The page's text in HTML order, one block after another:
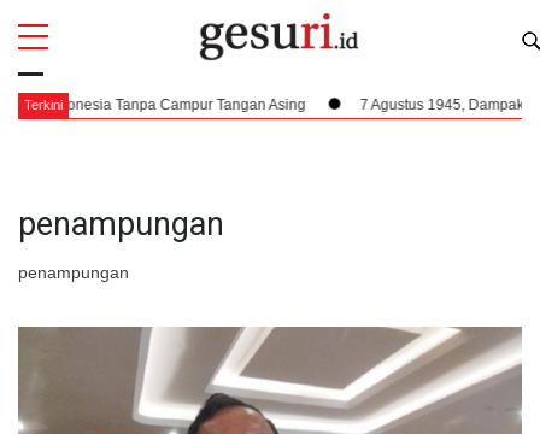
Terkini Tanpa Campur Tangan Asing 7 Agustus 1945, Dampak Krusial
penampungan
penampungan
All